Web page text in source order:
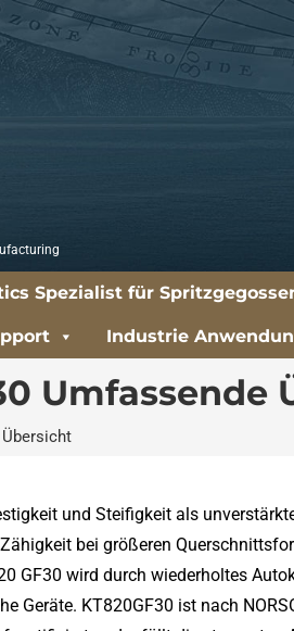
Spezialist für
Industrie
Umfassende
Übersicht
und Steifigkeit als
bei größeren
GF30 wird durch wiederholtes
Geräte. KT820GF30 ist nach